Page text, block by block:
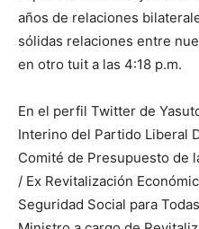
años de relaciones
sólidas relaciones entre
en otro tuit a las 4:18 p.m.
En el perfil Twitter de
Interino del Partido Liberal
Comité de Presupuesto de
/ Ex Revitalización
Seguridad Social para